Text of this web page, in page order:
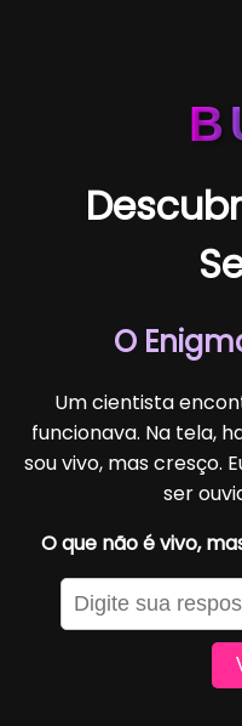
O
Um cientista
funcionava. Na tela,
sou vivo, mas cresço.
ser
O que não é vivo,